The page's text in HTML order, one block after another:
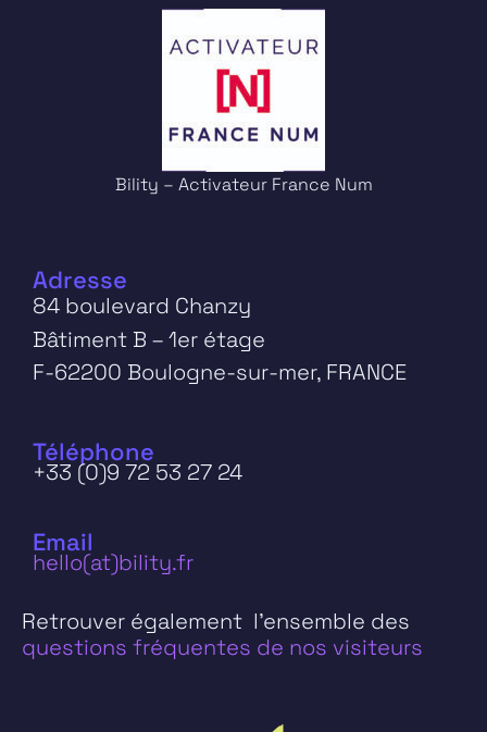
Bility – Activateur France Num
Adresse
84 boulevard Chanzy
Bâtiment B – 1er étage
F-62200 Boulogne-sur-mer, FRANCE
Téléphone
+33 (0)9 72 53 27 24
Email
hello(at)bility.fr
Retrouver également l’ensemble des
questions fréquentes de nos visiteurs